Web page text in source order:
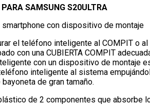
SAMSUNG S20ULTRA
smartphone con dispositivo de montaje
el teléfono inteligente al COMPIT o al
con una CUBIERTA COMPIT
con un dispositivo de montaje
inteligente al sistema
de gran tamaño.
de 2 componentes que absorbe